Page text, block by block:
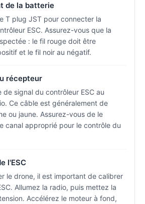
de la batterie
T plug JST pour connecter la
ESC. Assurez-vous que la
: le fil rouge doit être
et le fil noir au négatif.
récepteur
de signal du contrôleur ESC au
Ce câble est généralement de
ou jaune. Assurez-vous de le
canal approprié pour le contrôle du
l'ESC
le drone, il est important de calibrer
Allumez la radio, puis mettez la
Accélérez le moteur à fond,